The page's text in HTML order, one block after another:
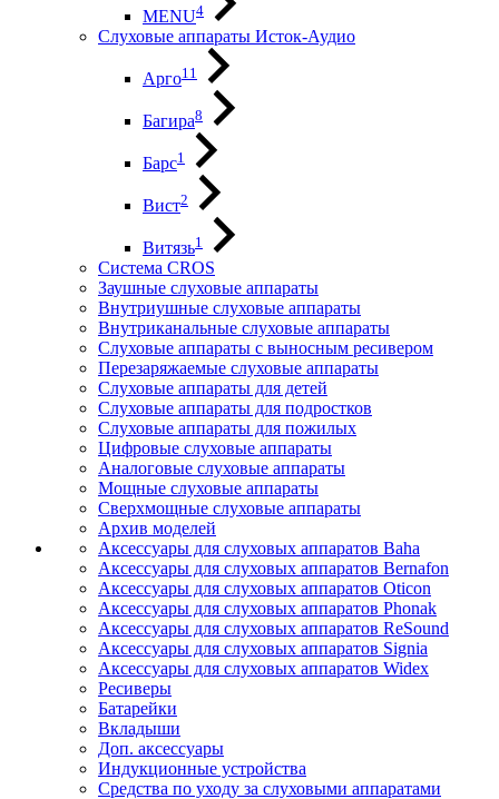
MENU4
Слуховые аппараты Исток-Аудио
Арго11
Багира8
Барс1
Вист2
Витязь1
Система CROS
Заушные слуховые аппараты
Внутриушные слуховые аппараты
Внутриканальные слуховые аппараты
Слуховые аппараты с выносным ресивером
Перезаряжаемые слуховые аппараты
Слуховые аппараты для детей
Слуховые аппараты для подростков
Слуховые аппараты для пожилых
Цифровые слуховые аппараты
Аналоговые слуховые аппараты
Мощные слуховые аппараты
Сверхмощные слуховые аппараты
Архив моделей
Аксессуары для слуховых аппаратов Baha
Аксессуары для слуховых аппаратов Bernafon
Аксессуары для слуховых аппаратов Oticon
Аксессуары для слуховых аппаратов Phonak
Аксессуары для слуховых аппаратов ReSound
Аксессуары для слуховых аппаратов Signia
Аксессуары для слуховых аппаратов Widex
Ресиверы
Батарейки
Вкладыши
Доп. аксессуары
Индукционные устройства
Средства по уходу за слуховыми аппаратами